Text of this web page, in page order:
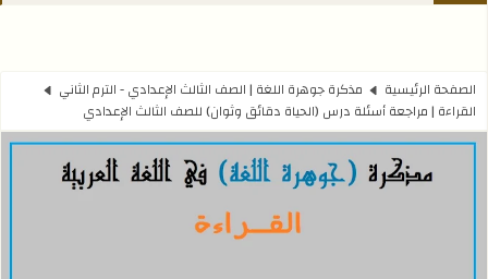
الصفحة الرئيسية
مذكرة جوهرة اللغة | الصف الثالث الإعدادي - الترم الثاني
القراءة | مراجعة أسئلة درس (الحياة دقائق وثوان) للصف الثالث الإعدادي